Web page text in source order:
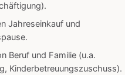
Jahreseinkauf und
Beruf und Familie (u.a.
Kinderbetreuungszuschuss).